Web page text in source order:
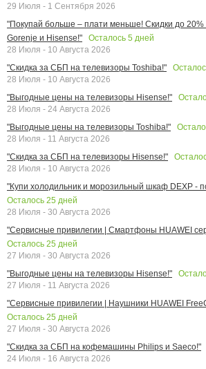
29 Июля - 1 Сентября 2026
"Покупай больше – плати меньше! Скидки до 20%
Gorenje и Hisense!"
Осталось 5 дней
28 Июля - 10 Августа 2026
"Скидка за СБП на телевизоры Toshiba!"
28 Июля - 10 Августа 2026
"Выгодные цены на телевизоры Hisense!"
28 Июля - 24 Августа 2026
"Выгодные цены на телевизоры Toshiba!"
28 Июля - 11 Августа 2026
"Скидка за СБП на телевизоры Hisense!"
28 Июля - 10 Августа 2026
"Купи холодильник и морозильный шкаф DEXP -
Осталось 25 дней
28 Июля - 30 Августа 2026
"Сервисные привилегии | Смартфоны HUAWEI
Осталось 25 дней
27 Июля - 30 Августа 2026
"Выгодные цены на телевизоры Hisense!"
27 Июля - 11 Августа 2026
"Сервисные привилегии | Наушники HUAWEI
Осталось 25 дней
27 Июля - 30 Августа 2026
"Скидка за СБП на кофемашины Philips и Saeco!"
24 Июля - 16 Августа 2026